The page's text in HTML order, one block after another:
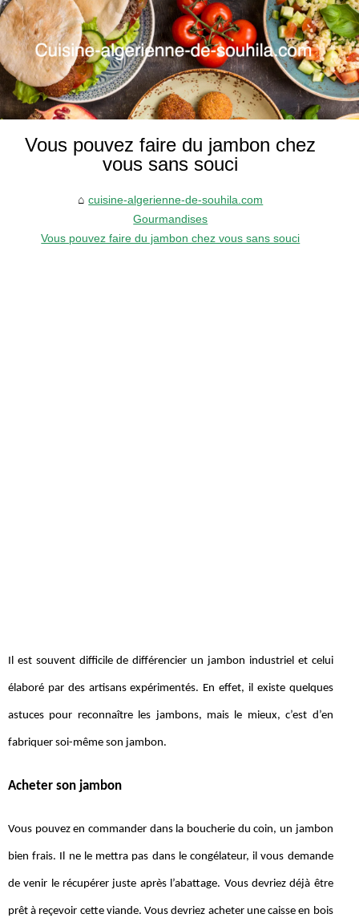
Vous pouvez faire du jambon chez
vous sans souci
cuisine-algerienne-de-souhila.com
Gourmandises
Vous pouvez faire du jambon chez vous sans souci
Il est souvent difficile de différencier un jambon industriel et celui
élaboré par des artisans expérimentés. En effet, il existe quelques
astuces pour reconnaître les jambons, mais le mieux, c’est d’en
fabriquer soi-même son jambon.
Acheter son jambon
Vous pouvez en commander dans la boucherie du coin, un jambon
bien frais. Il ne le mettra pas dans le congélateur, il vous demande
de venir le récupérer juste après l’abattage. Vous devriez déjà être
prêt à reçevoir cette viande. Vous devriez acheter une caisse en bois